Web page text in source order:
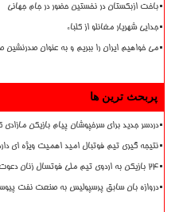
باخت ازبکستان در نخستین حضور در جام جهانی
جدایی شهریار مغانلو از کلباء
می خواهیم ایران را ببریم و به عنوان صدرنشین
پربحث ترین ها
دردسر جدید برای سرخپوشان پیام بازیکن مازادی
نتیجه گیری تیم فوتبال امید اهمیت ویژه ای
۲۴ بازیکن به اردوی تیم ملی فوتسال زنان دعوت شدند
دروازه بان سابق پرسپولیس به صنعت نفت